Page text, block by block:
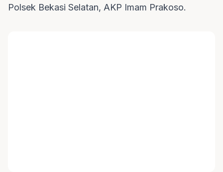
Polsek Bekasi Selatan, AKP Imam Prakoso.